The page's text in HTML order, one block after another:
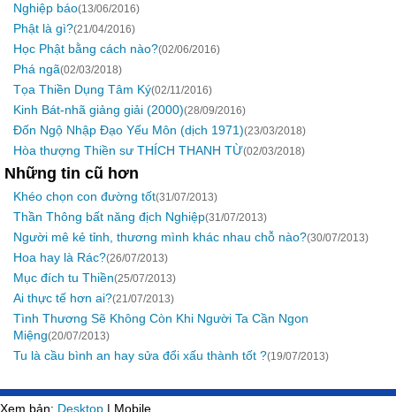
Nghiệp báo(13/06/2016)
Phật là gì?(21/04/2016)
Học Phật bằng cách nào?(02/06/2016)
Phá ngã(02/03/2018)
Tọa Thiền Dụng Tâm Ký(02/11/2016)
Kinh Bát-nhã giảng giải (2000)(28/09/2016)
Đốn Ngộ Nhập Đạo Yếu Môn (dịch 1971)(23/03/2018)
Hòa thượng Thiền sư THÍCH THANH TỪ(02/03/2018)
Những tin cũ hơn
Khéo chọn con đường tốt(31/07/2013)
Thần Thông bất năng địch Nghiệp(31/07/2013)
Người mê kẻ tỉnh, thương mình khác nhau chỗ nào?(30/07/2013)
Hoa hay là Rác?(26/07/2013)
Mục đích tu Thiền(25/07/2013)
Ai thực tế hơn ai?(21/07/2013)
Tình Thương Sẽ Không Còn Khi Người Ta Cần Ngon
Miệng(20/07/2013)
Tu là cầu bình an hay sửa đổi xấu thành tốt ?(19/07/2013)
Xem bản: Desktop | Mobile